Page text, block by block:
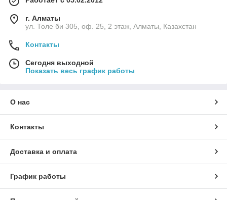
г. Алматы
ул. Толе би 305, оф. 25, 2 этаж, Алматы, Казахстан
Контакты
Сегодня выходной
Показать весь график работы
О нас
Контакты
Доставка и оплата
График работы